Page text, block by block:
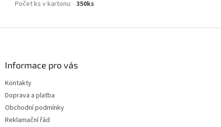
Počet ks v kartonu: 350ks
Informace pro vás
Kontakty
Doprava a platba
Obchodní podmínky
Reklamační řád